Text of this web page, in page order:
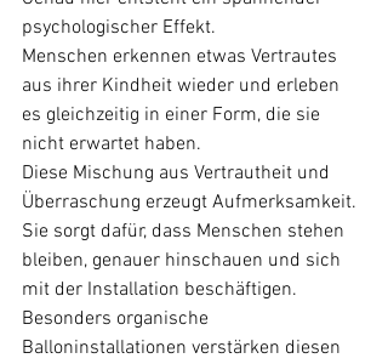
psychologischer Effekt.
Menschen erkennen etwas Vertrautes
aus ihrer Kindheit wieder und erleben
es gleichzeitig in einer Form, die sie
nicht erwartet haben.
Diese Mischung aus Vertrautheit und
Überraschung erzeugt Aufmerksamkeit.
Sie sorgt dafür, dass Menschen stehen
bleiben, genauer hinschauen und sich
mit der Installation beschäftigen.
Besonders organische
Balloninstallationen verstärken diesen